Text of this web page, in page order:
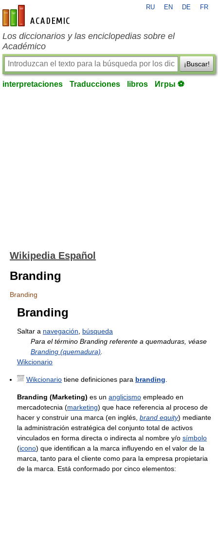
es-academic.com
RU EN DE FR
Los diccionarios y las enciclopedias sobre el
Académico
¡Buscar!
interpretaciones Traducciones libros Игры ⚽
Wikipedia Español
Branding
Branding
Branding
Saltar a navegación
búsqueda
Para el término Branding referente a quemaduras, véase
Branding (quemadura)
Wikcionario
Wikcionario tiene definiciones para branding
Branding (Marketing) es un anglicismo empleado en
mercadotecnia (marketing) que hace referencia al proceso de
hacer y construir una marca (en inglés, brand equity) mediante
la administración estratégica del conjunto total de activos
vinculados en forma directa o indirecta al nombre y/o símbolo
(icono) que identifican a la marca influyendo en el valor de la
marca, tanto para el cliente como para la empresa propietaria
de la marca. Está conformado por cinco elementos: